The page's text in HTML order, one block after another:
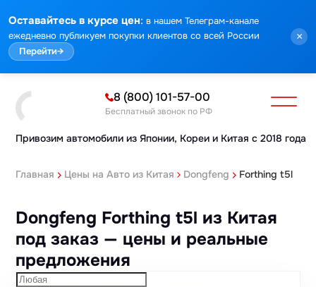
Оставайтесь в курсе цен: в нашем Телеграм-канале
ежедневно публикуем покупки клиентов со всей России
Перейти→
×
Привозим автомобили из Японии, Кореи и Китая с 2018 года
8 (800) 101-57-00
Бесплатный звонок по РФ
Главная Цены на Авто из Китая Dongfeng Forthing t5l
Dongfeng Forthing t5l из Китая
под заказ — цены и реальные
предложения